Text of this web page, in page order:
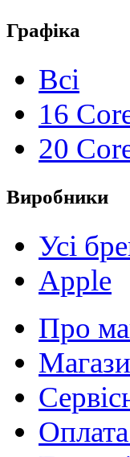
Графіка
Всі
16
20
Виробники
Усі
Apple
Про